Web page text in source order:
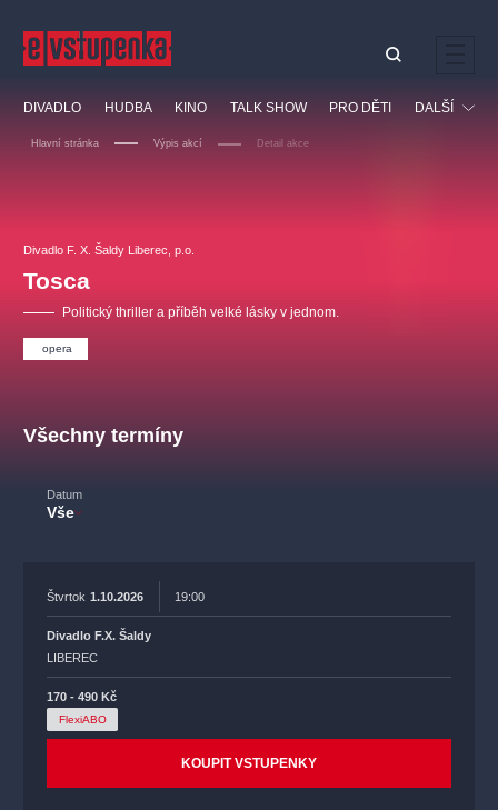
DIVADLO HUDBA KINO TALK SHOW PRO DĚTI DALŠÍ
Hlavní stránka Výpis akcí Detail akce
Divadlo F. X. Šaldy Liberec, p.o.
Tosca
Politický thriller a příběh velké lásky v jednom.
opera
Všechny termíny
Datum
Vše
Štvrtok 1.10.2026 19:00
Divadlo F.X. Šaldy
LIBEREC
170 - 490 Kč
FlexiABO
KOUPIT VSTUPENKY
Nejnavštěvovanější
doporučujeme dfxs